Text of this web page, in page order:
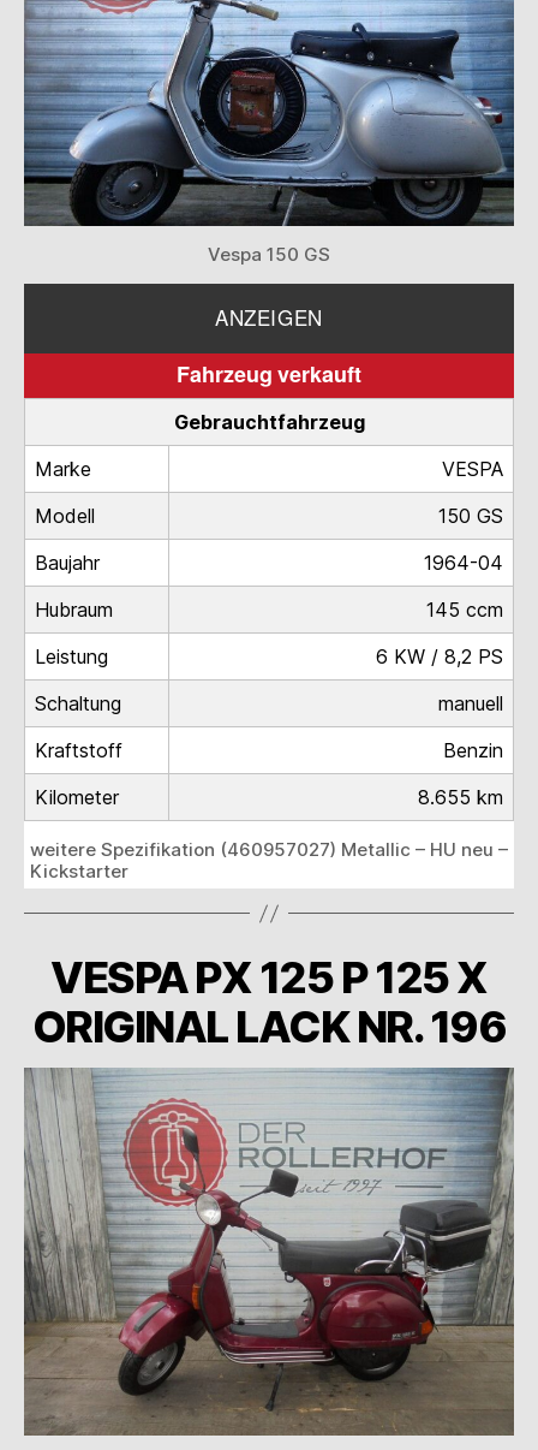
Vespa 150 GS
ANZEIGEN
Fahrzeug verkauft
Gebrauchtfahrzeug
Marke
VESPA
Modell
150 GS
Baujahr
1964-04
Hubraum
145 ccm
Leistung
6 KW / 8,2 PS
Schaltung
manuell
Kraftstoff
Benzin
Kilometer
8.655 km
weitere Spezifikation (460957027) Metallic – HU neu –
Kickstarter
VESPA PX 125 P 125 X
ORIGINAL LACK NR. 196